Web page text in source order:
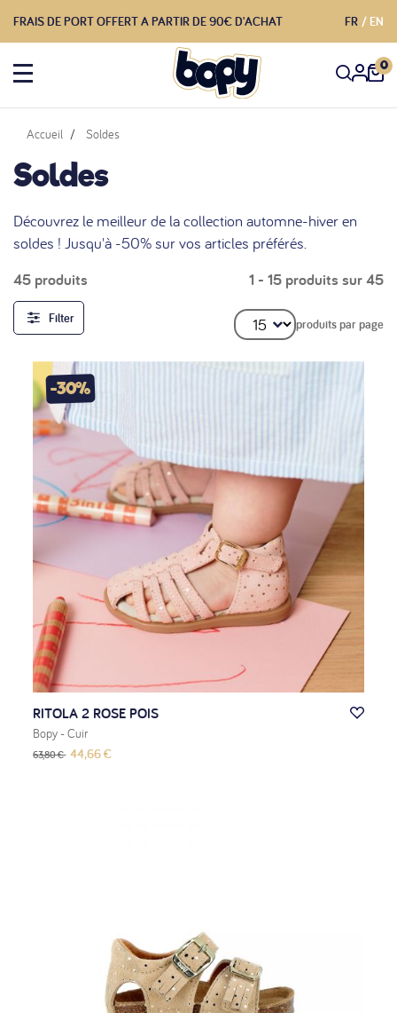
FRAIS DE PORT OFFERT A PARTIR DE 90€ D'ACHAT FR EN
0
Accueil Soldes
Soldes
Découvrez le meilleur de la collection automne-hiver en
soldes ! Jusqu'à -50% sur vos articles préférés.
45 produits
1 - 15 produits sur 45
Filter produits par page
RITOLA 2 ROSE POIS
Bopy - Cuir
63,80 € 44,66 €
-30%